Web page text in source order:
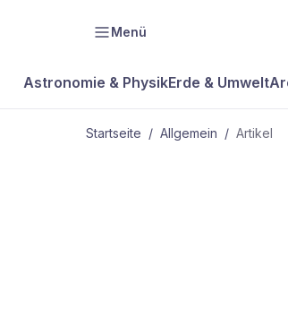
Menü
Astronomie & PhysikErde & Umwelt
Startseite / Allgemein / Artikel